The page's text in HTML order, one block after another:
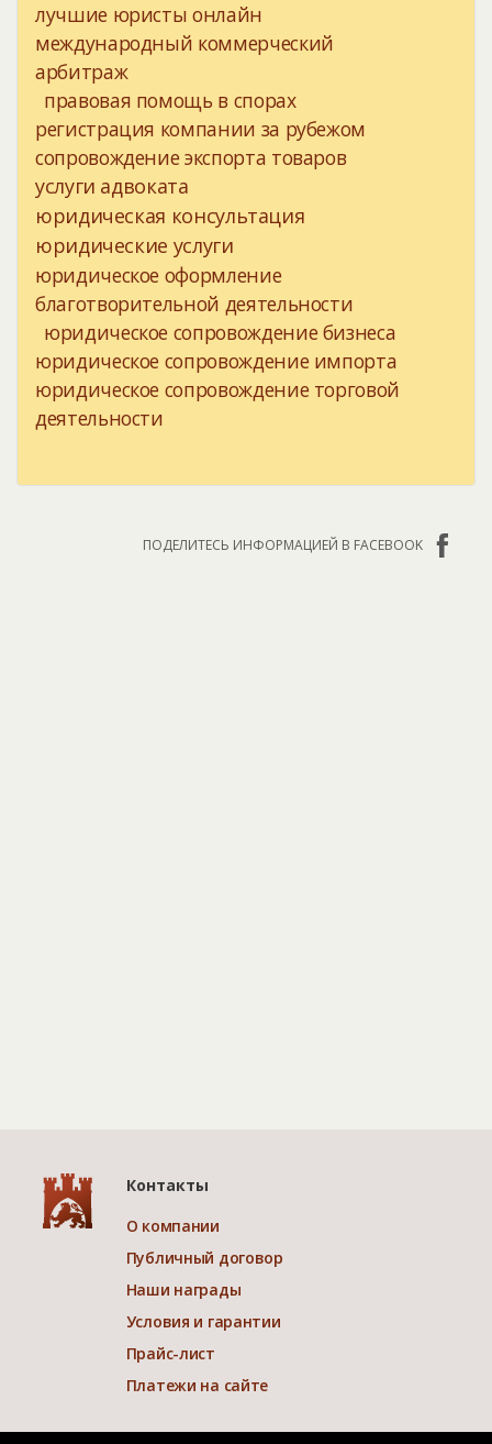
лучшие юристы онлайн
международный коммерческий
арбитраж
правовая помощь в спорах
регистрация компании за рубежом
сопровождение экспорта товаров
услуги адвоката
юридическая консультация
юридические услуги
юридическое оформление
благотворительной деятельности
юридическое сопровождение бизнеса
юридическое сопровождение импорта
юридическое сопровождение торговой
деятельности
ПОДЕЛИТЕСЬ ИНФОРМАЦИЕЙ В FACEBOOK
Контакты
О компании
Публичный договор
Наши награды
Условия и гарантии
Прайс-лист
Платежи на сайте